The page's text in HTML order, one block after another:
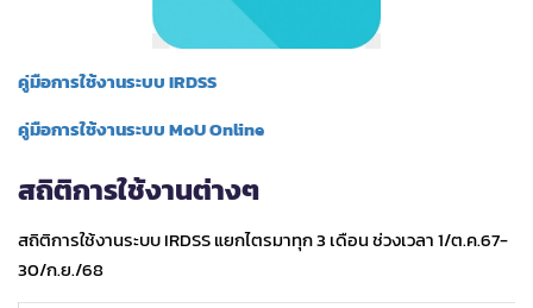
คู่มือการใช้งานระบบ IRDSS
คู่มือการใช้งานระบบ MoU Online
สถิติการใช้งานต่างๆ
สถิติการใช้งานระบบ IRDSS แยกไตรมาทุก 3 เดือน ช่วงเวลา 1/ต.ค.67-
30/ก.ย./68